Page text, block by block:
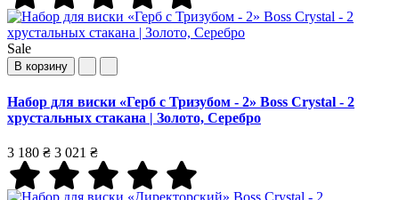
Sale
В корзину
Набор для виски «Герб с Тризубом - 2» Boss Crystal - 2
хрустальных стакана | Золото, Серебро
3 180 ₴ 3 021 ₴